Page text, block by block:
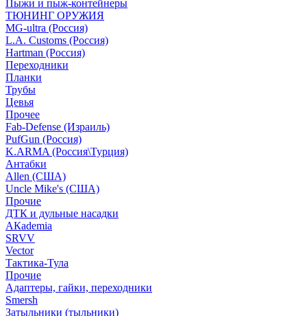
Пыжи и пыж-контейнеры
ТЮНИНГ ОРУЖИЯ
MG-ultra (Россия)
L.A. Customs (Россия)
Hartman (Россия)
Переходники
Планки
Трубы
Цевья
Прочее
Fab-Defense (Израиль)
PufGun (Россия)
K.ARMA (Россия\Турция)
Антабки
Allen (США)
Uncle Mike's (США)
Прочие
ДТК и дульные насадки
АКademia
SRVV
Vector
Тактика-Тула
Прочие
Адаптеры, гайки, переходники
Smersh
Затыльники (тыльники)